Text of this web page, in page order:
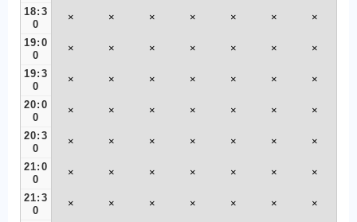
18:3
0
× × × × × × ×
19:0
0
× × × × × × ×
19:3
0
× × × × × × ×
20:0
0
× × × × × × ×
20:3
0
× × × × × × ×
21:0
0
× × × × × × ×
21:3
0
× × × × × × ×